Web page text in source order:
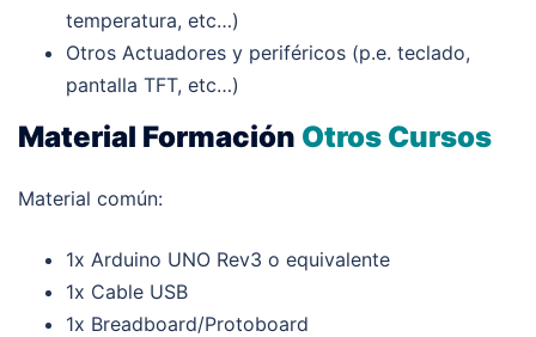
temperatura, etc…)
Otros Actuadores y periféricos (p.e. teclado,
pantalla TFT, etc…)
Material Formación Otros Cursos
Material común:
1x Arduino UNO Rev3 o equivalente
1x Cable USB
1x Breadboard/Protoboard